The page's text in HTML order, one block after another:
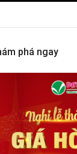
phá ngay